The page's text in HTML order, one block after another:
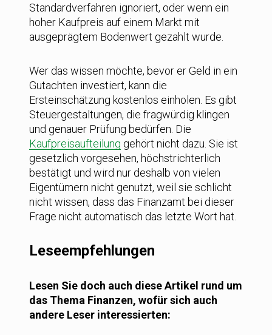
Standardverfahren ignoriert, oder wenn ein
hoher Kaufpreis auf einem Markt mit
ausgeprägtem Bodenwert gezahlt wurde.
Wer das wissen möchte, bevor er Geld in ein
Gutachten investiert, kann die
Ersteinschätzung kostenlos einholen. Es gibt
Steuergestaltungen, die fragwürdig klingen
und genauer Prüfung bedürfen. Die
Kaufpreisaufteilung gehört nicht dazu. Sie ist
gesetzlich vorgesehen, höchstrichterlich
bestätigt und wird nur deshalb von vielen
Eigentümern nicht genutzt, weil sie schlicht
nicht wissen, dass das Finanzamt bei dieser
Frage nicht automatisch das letzte Wort hat.
Leseempfehlungen
Lesen Sie doch auch diese Artikel rund um
das Thema Finanzen, wofür sich auch
andere Leser interessierten: